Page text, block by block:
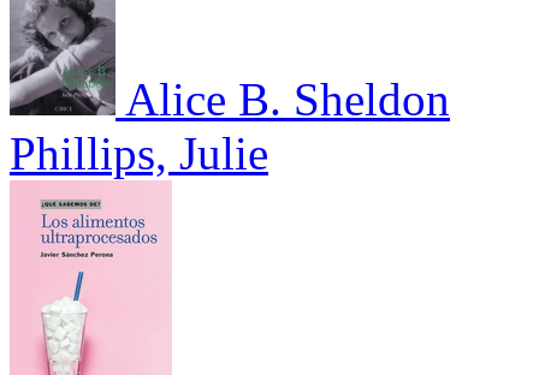
Alice B. Sheldon
Phillips, Julie